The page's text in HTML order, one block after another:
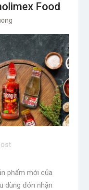
Food
phẩm mới của
dùng đón nhận